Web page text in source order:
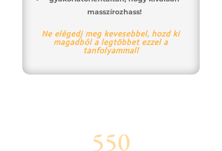
masszírozhass!
Ne elégedj meg kevesebbel, hozd ki
magadból a legtöbbet ezzel a
tanfolyammal!
550